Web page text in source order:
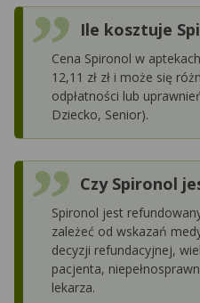
Ile kosztuje
Cena Spironol w
12,11 zł zł i może się
odpłatności lub
Dziecko, Senior).
Czy Spironol
Spironol jest
zależeć od wskazań
decyzji refundacyjnej,
pacjenta,
lekarza.